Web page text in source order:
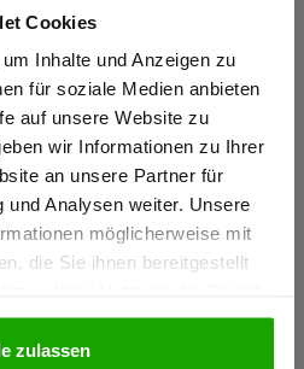
Cookies
Inhalte und Anzeigen zu
für soziale Medien anbieten
auf unsere Website zu
wir Informationen zu Ihrer
an unsere Partner für
und Analysen weiter. Unsere
möglicherweise mit
die Sie ihnen bereitgestellt
zulassen
WARNSCHUTZ LATZHOSE 2-
WEGE-STRETCH
142,74 €
Sie
Gewerbetreibender bin. Alle
netto ausgewiesen.